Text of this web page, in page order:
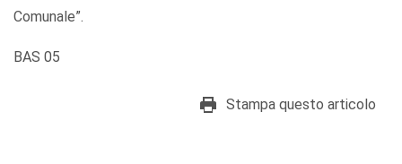
Comunale”.
BAS 05
Stampa questo articolo